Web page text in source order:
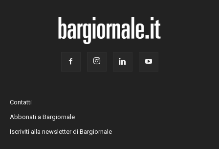
Contatti
Abbonati a Bargiornale
Iscriviti alla newsletter di Bargiornale